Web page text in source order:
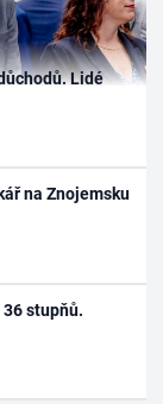
Lidé
na Znojemsku
stupňů.